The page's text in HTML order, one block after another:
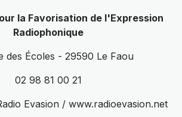
la Favorisation de l'Expression
Radiophonique
des Écoles - 29590 Le Faou
02 98 81 00 21
Evasion / www.radioevasion.net